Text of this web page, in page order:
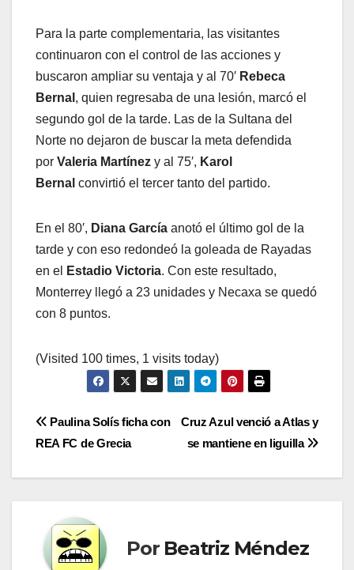
Para la parte complementaria, las visitantes
continuaron con el control de las acciones y
buscaron ampliar su ventaja y al 70′ Rebeca
Bernal , quien regresaba de una lesión, marcó el
segundo gol de la tarde. Las de la Sultana del
Norte no dejaron de buscar la meta defendida
por Valeria Martínez y al 75′, Karol
Bernal convirtió el tercer tanto del partido.
En el 80′, Diana García anotó el último gol de la
tarde y con eso redondeó la goleada de Rayadas
en el
Estadio Victoria. Con este resultado,
Monterrey llegó a 23 unidades y Necaxa se quedó
con 8 puntos.
(Visited 100 times, 1 visits today)
Navegación
Cruz Azul venció a Atlas y
se mantiene en liguilla
Paulina Solís ficha con
REA FC de Grecia
Por Beatriz Méndez